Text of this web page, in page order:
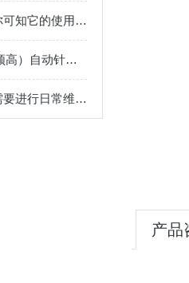
说到针入度试验器你可知它的使用流程是什么？
HSY-4509H（上海颀高）自动针入度试验器 对比市面主流品牌核心优势
针入度试验器也是需要进行日常维护保养的
产品